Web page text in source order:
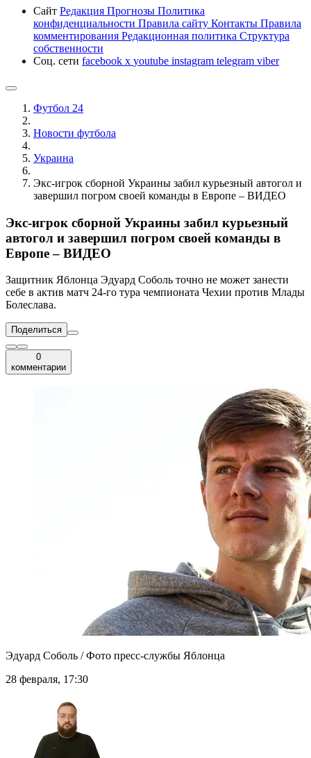
Сайт Редакция Прогнозы Политика
конфиденциальности Правила сайту Контакты Правила
комментирования Редакционная политика Структура
собственности
Соц. сети facebook x youtube instagram telegram viber
Футбол 24
Новости футбола
Украина
Экс-игрок сборной Украины забил курьезный автогол и
завершил погром своей команды в Европе – ВИДЕО
Экс-игрок сборной Украины забил курьезный
автогол и завершил погром своей команды в
Европе – ВИДЕО
Защитник Яблонца Эдуард Соболь точно не может занести
себе в актив матч 24-го тура чемпионата Чехии против Млады
Болеслава.
Поделиться
0
комментарии
Эдуард Соболь / Фото пресс-службы Яблонца
28 февраля, 17:30